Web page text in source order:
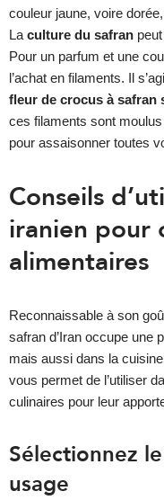
couleur jaune, voire
La culture du safran
Pour un parfum et une
l’achat en filaments. Il
fleur de crocus à safran
ces filaments sont moulus
pour assaisonner toutes
Conseils
iranien pour
alimentaires
Reconnaissable à son
safran d’Iran occupe une
mais aussi dans la
vous permet de l’utiliser
culinaires pour leur
Sélectionnez
usage